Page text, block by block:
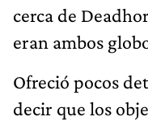
cerca de
eran ambos
Ofreció pocos
decir que los